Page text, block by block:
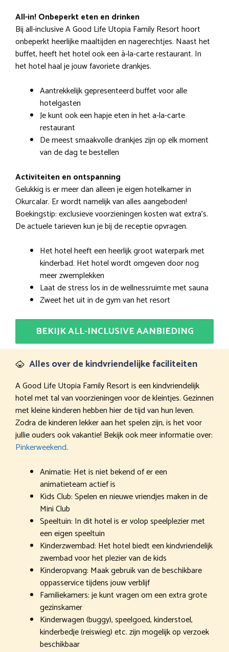
All-in! Onbeperkt eten en drinken
Bij all-inclusive A Good Life Utopia Family Resort hoort
onbeperkt heerlijke maaltijden en nagerechtjes. Naast het
buffet, heeft het hotel ook een à-la-carte restaurant. In
het hotel haal je jouw favoriete drankjes.
Aantrekkelijk gepresenteerd buffet voor alle
hotelgasten
Je kunt ook een hapje eten in het a-la-carte
restaurant
De meest smaakvolle drankjes zijn op elk moment
van de dag te bestellen
Activiteiten en ontspanning
Gelukkig is er meer dan alleen je eigen hotelkamer in
Okurcalar. Er wordt namelijk van alles aangeboden!
Boekingstip: exclusieve voorzieningen kosten wat extra’s.
De actuele tarieven kun je bij de receptie opvragen.
Het hotel heeft een heerlijk groot waterpark met
kinderbad. Het hotel wordt omgeven door nog
meer zwemplekken
Laat de stress los in de wellnessruimte met sauna
Zweet het uit in de gym van het resort
BEKIJK ALL-INCLUSIVE AANBIEDING
Alles over de kindvriendelijke faciliteiten
A Good Life Utopia Family Resort is een kindvriendelijk
hotel met tal van voorzieningen voor de kleintjes. Gezinnen
met kleine kinderen hebben hier de tijd van hun leven.
Zodra de kinderen lekker aan het spelen zijn, is het voor
jullie ouders ook vakantie! Bekijk ook meer informatie over:
Pinkerweekend.
Animatie: Het is niet bekend of er een
animatieteam actief is
Kids Club: Spelen en nieuwe vriendjes maken in de
Mini Club
Speeltuin: In dit hotel is er volop speelplezier met
een eigen speeltuin
Kinderzwembad: Het hotel biedt een kindvriendelijk
zwembad voor het plezier van de kids
Kinderopvang: Maak gebruik van de beschikbare
oppasservice tijdens jouw verblijf
Familiekamers: je kunt vragen om een extra grote
gezinskamer
Kinderwagen (buggy), speelgoed, kinderstoel,
kinderbedje (reiswieg) etc. zijn mogelijk op verzoek
beschikbaar